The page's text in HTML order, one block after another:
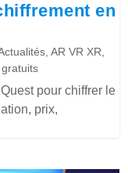
en
,AR VR XR,
pour chiffrer le
prix,